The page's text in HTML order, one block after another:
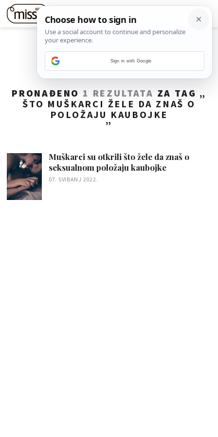
PRONAĐENO 1 REZULTATA ZA TAG „
ŠTO MUŠKARCI ŽELE DA ZNAŠ O
POLOŽAJU KAUBOJKE
”
Muškarci su otkrili što žele da znaš o
seksualnom položaju kaubojke
07. SVIBANJ 2022.
Sign in with Google